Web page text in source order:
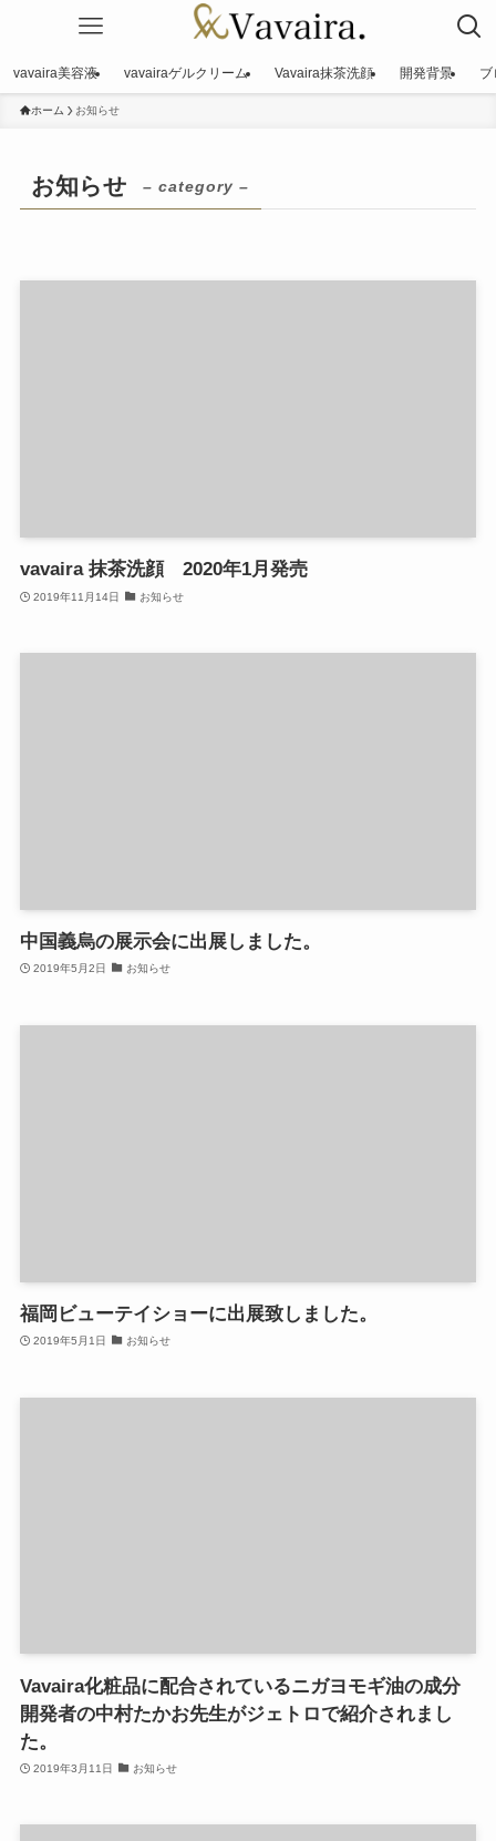
vavaira美容液 vavairaゲルクリーム Vavaira抹茶洗顔 開発背景 ブ
ホーム お知らせ
お知らせ – category –
vavaira 抹茶洗顔 2020年1月発売
2019年11月14日 お知らせ
中国義烏の展示会に出展しました。
2019年5月2日 お知らせ
福岡ビューテイショーに出展致しました。
2019年5月1日 お知らせ
Vavaira化粧品に配合されているニガヨモギ油の成分
開発者の中村たかお先生がジェトロで紹介されまし
た。
2019年3月11日 お知らせ